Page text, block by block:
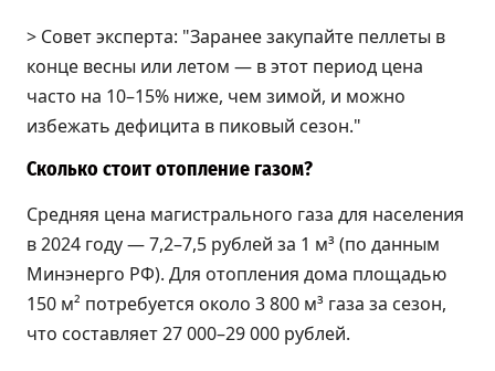
> Совет эксперта: "Заранее закупайте пеллеты в
конце весны или летом — в этот период цена
часто на 10–15% ниже, чем зимой, и можно
избежать дефицита в пиковый сезон."
Сколько стоит отопление газом?
Средняя цена магистрального газа для населения
в 2024 году — 7,2–7,5 рублей за 1 м³ (по данным
Минэнерго РФ). Для отопления дома площадью
150 м² потребуется около 3 800 м³ газа за сезон,
что составляет 27 000–29 000 рублей.